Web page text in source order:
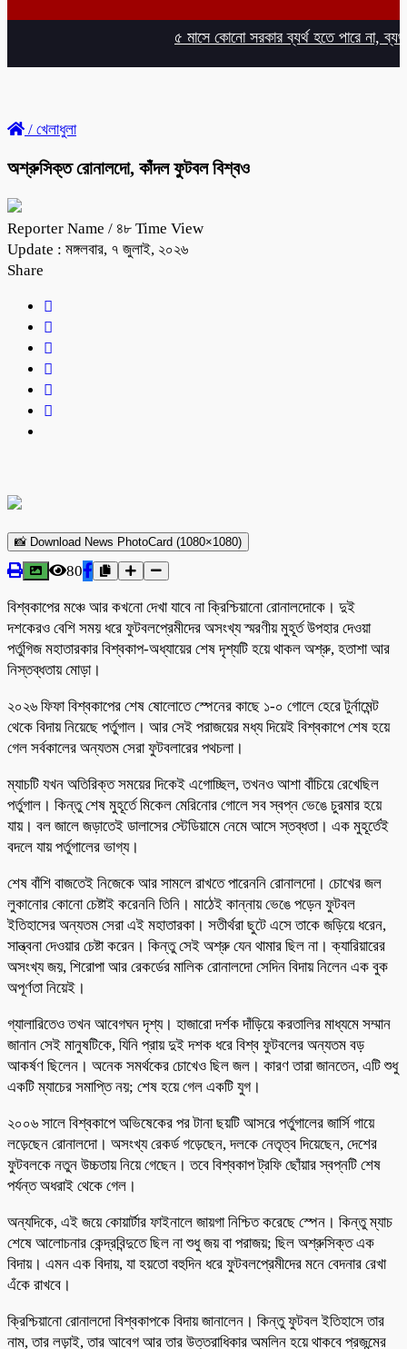
৫ মাসে কোনো সরকার ব্যর্থ হতে পারে না, ব্যর্থ
/ খেলাধুলা
অশ্রুসিক্ত রোনালদো, কাঁদল ফুটবল বিশ্বও
Reporter Name / ৪৮ Time View
Update : মঙ্গলবার, ৭ জুলাই, ২০২৬
Share
📸 Download News PhotoCard (1080×1080)
80
বিশ্বকাপের মঞ্চে আর কখনো দেখা যাবে না ক্রিশ্চিয়ানো রোনালদোকে। দুই
দশকেরও বেশি সময় ধরে ফুটবলপ্রেমীদের অসংখ্য স্মরণীয় মুহূর্ত উপহার দেওয়া
পর্তুগিজ মহাতারকার বিশ্বকাপ-অধ্যায়ের শেষ দৃশ্যটি হয়ে থাকল অশ্রু, হতাশা আর
নিস্তব্ধতায় মোড়া।
২০২৬ ফিফা বিশ্বকাপের শেষ ষোলোতে স্পেনের কাছে ১-০ গোলে হেরে টুর্নামেন্ট
থেকে বিদায় নিয়েছে পর্তুগাল। আর সেই পরাজয়ের মধ্য দিয়েই বিশ্বকাপে শেষ হয়ে
গেল সর্বকালের অন্যতম সেরা ফুটবলারের পথচলা।
ম্যাচটি যখন অতিরিক্ত সময়ের দিকেই এগোচ্ছিল, তখনও আশা বাঁচিয়ে রেখেছিল
পর্তুগাল। কিন্তু শেষ মুহূর্তে মিকেল মেরিনোর গোলে সব স্বপ্ন ভেঙে চুরমার হয়ে
যায়। বল জালে জড়াতেই ডালাসের স্টেডিয়ামে নেমে আসে স্তব্ধতা। এক মুহূর্তেই
বদলে যায় পর্তুগালের ভাগ্য।
শেষ বাঁশি বাজতেই নিজেকে আর সামলে রাখতে পারেননি রোনালদো। চোখের জল
লুকানোর কোনো চেষ্টাই করেননি তিনি। মাঠেই কান্নায় ভেঙে পড়েন ফুটবল
ইতিহাসের অন্যতম সেরা এই মহাতারকা। সতীর্থরা ছুটে এসে তাকে জড়িয়ে ধরেন,
সান্ত্বনা দেওয়ার চেষ্টা করেন। কিন্তু সেই অশ্রু যেন থামার ছিল না। ক্যারিয়ারের
অসংখ্য জয়, শিরোপা আর রেকর্ডের মালিক রোনালদো সেদিন বিদায় নিলেন এক বুক
অপূর্ণতা নিয়েই।
গ্যালারিতেও তখন আবেগঘন দৃশ্য। হাজারো দর্শক দাঁড়িয়ে করতালির মাধ্যমে সম্মান
জানান সেই মানুষটিকে, যিনি প্রায় দুই দশক ধরে বিশ্ব ফুটবলের অন্যতম বড়
আকর্ষণ ছিলেন। অনেক সমর্থকের চোখেও ছিল জল। কারণ তারা জানতেন, এটি শুধু
একটি ম্যাচের সমাপ্তি নয়; শেষ হয়ে গেল একটি যুগ।
২০০৬ সালে বিশ্বকাপে অভিষেকের পর টানা ছয়টি আসরে পর্তুগালের জার্সি গায়ে
লড়েছেন রোনালদো। অসংখ্য রেকর্ড গড়েছেন, দলকে নেতৃত্ব দিয়েছেন, দেশের
ফুটবলকে নতুন উচ্চতায় নিয়ে গেছেন। তবে বিশ্বকাপ ট্রফি ছোঁয়ার স্বপ্নটি শেষ
পর্যন্ত অধরাই থেকে গেল।
অন্যদিকে, এই জয়ে কোয়ার্টার ফাইনালে জায়গা নিশ্চিত করেছে স্পেন। কিন্তু ম্যাচ
শেষে আলোচনার কেন্দ্রবিন্দুতে ছিল না শুধু জয় বা পরাজয়; ছিল অশ্রুসিক্ত এক
বিদায়। এমন এক বিদায়, যা হয়তো বহুদিন ধরে ফুটবলপ্রেমীদের মনে বেদনার রেখা
এঁকে রাখবে।
ক্রিশ্চিয়ানো রোনালদো বিশ্বকাপকে বিদায় জানালেন। কিন্তু ফুটবল ইতিহাসে তার
নাম, তার লড়াই, তার আবেগ আর তার উত্তরাধিকার অমলিন হয়ে থাকবে প্রজন্মের